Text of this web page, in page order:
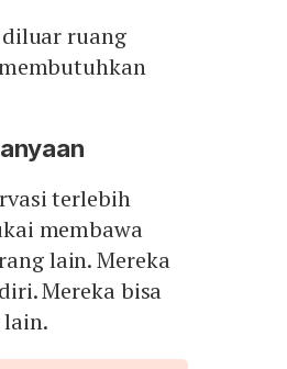
ruang
terlebih
membawa
lain. Mereka
Mereka bisa